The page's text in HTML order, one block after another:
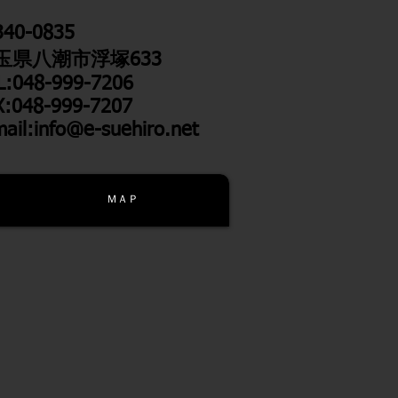
ＭＡＰ
0835
県八潮市浮塚633
999-7206
999-7207
suehiro.net